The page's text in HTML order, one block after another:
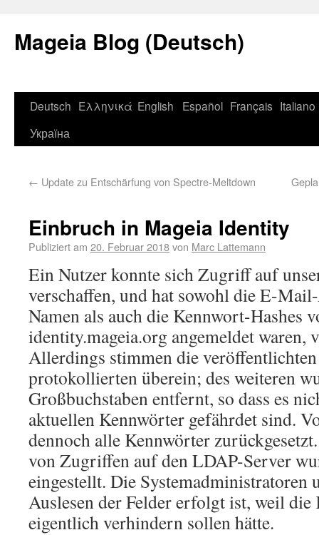
Mageia Blog (Deutsch)
Deutsch Ελληνικά English Español Français Italiano
Україна
← Update zu Entschärfung von Spectre-Meltdown
Einbruch in Mageia Identity
Publiziert am 20. Februar 2018von Marc Lattemann
Ein Nutzer konnte sich Zugriff auf
verschaffen, und hat sowohl die E-
Namen als auch die Kennwort-Hashes
identity.mageia.org angemeldet waren,
Allerdings stimmen die
protokollierten überein; des weiteren
Großbuchstaben entfernt, so dass es
aktuellen Kennwörter gefährdet sind.
dennoch alle Kennwörter
von Zugriffen auf den LDAP-Server
eingestellt. Die Systemadministratoren
Auslesen der Felder erfolgt ist, weil
eigentlich verhindern sollen hätte.